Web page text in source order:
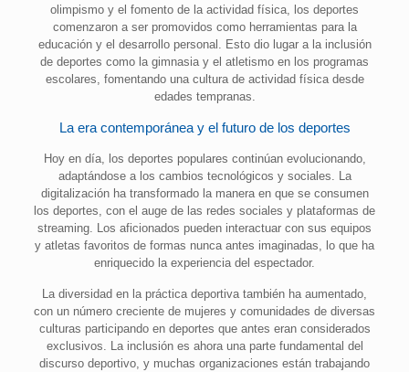
olimpismo y el fomento de la actividad física, los deportes
comenzaron a ser promovidos como herramientas para la
educación y el desarrollo personal. Esto dio lugar a la inclusión
de deportes como la gimnasia y el atletismo en los programas
escolares, fomentando una cultura de actividad física desde
edades tempranas.
La era contemporánea y el futuro de los deportes
Hoy en día, los deportes populares continúan evolucionando,
adaptándose a los cambios tecnológicos y sociales. La
digitalización ha transformado la manera en que se consumen
los deportes, con el auge de las redes sociales y plataformas de
streaming. Los aficionados pueden interactuar con sus equipos
y atletas favoritos de formas nunca antes imaginadas, lo que ha
enriquecido la experiencia del espectador.
La diversidad en la práctica deportiva también ha aumentado,
con un número creciente de mujeres y comunidades de diversas
culturas participando en deportes que antes eran considerados
exclusivos. La inclusión es ahora una parte fundamental del
discurso deportivo, y muchas organizaciones están trabajando